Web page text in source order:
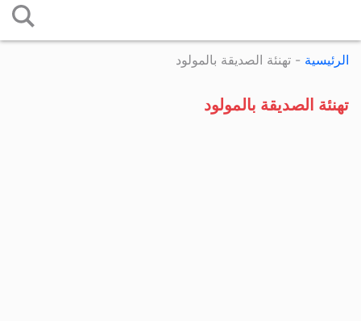
إلى
المحتوى
الرئيسية - تهنئة الصديقة بالمولود
تهنئة الصديقة بالمولود